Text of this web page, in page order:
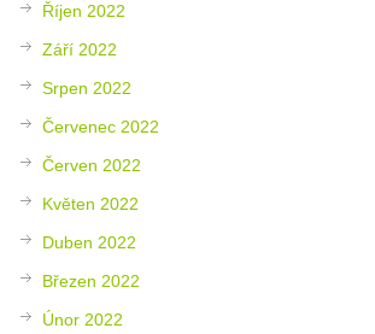
Říjen 2022
Září 2022
Srpen 2022
Červenec 2022
Červen 2022
Květen 2022
Duben 2022
Březen 2022
Únor 2022